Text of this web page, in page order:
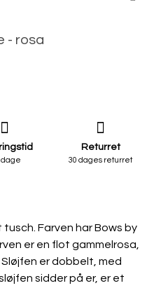
- rosa
dage
Returret
30 dages returret
Farven har Bows by
er en flot gammelrosa,
er dobbelt, med
sidder på er, er et